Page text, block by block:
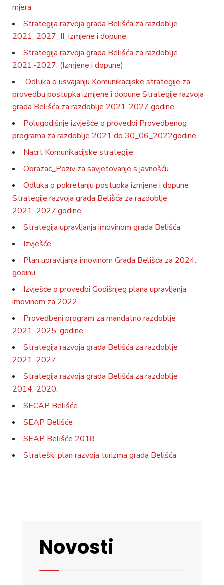
mjera
Strategija razvoja grada Belišća za razdoblje
2021_2027_II_izmjene i dopune
Strategija razvoja grada Belišća za razdoblje
2021.-2027. (Izmjene i dopune)
Odluka o usvajanju Komunikacijske strategije za
provedbu postupka izmjene i dopune Strategije razvoja
grada Belišća za razdoblje 2021-2027 godine
Polugodišnje izvješće o provedbi Provedbenog
programa za razdoblje 2021 do 30_06_2022godine
Nacrt Komunikacijske strategije
Obrazac_Poziv za savjetovanje s javnošću
Odluka o pokretanju postupka izmjene i dopune
Strategije razvoja grada Belišća za razdoblje
2021.-2027.godine
Strategija upravljanja imovinom grada Belišća
Izvješće
Plan upravljanja imovinom Grada Belišća za 2024.
godinu
Izvješće o provedbi Godišnjeg plana upravljanja
imovinom za 2022.
Provedbeni program za mandatno razdoblje
2021.-2025. godine
Strategija razvoja grada Belišća za razdoblje
2021.-2027.
Strategija razvoja grada Belišća za razdoblje
2014.-2020.
SECAP Belišće
SEAP Belišće
SEAP Belišće 2018
Strateški plan razvoja turizma grada Belišća
Novosti